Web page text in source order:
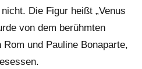
Die Figur heißt „Venus
von dem berühmten
und Pauline Bonaparte,